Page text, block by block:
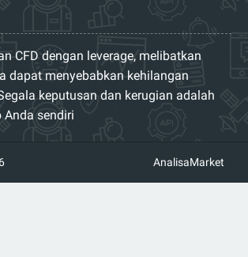
CFD dengan leverage, melibatkan
dapat menyebabkan kehilangan
keputusan dan kerugian adalah
sendiri
AnalisaMarket